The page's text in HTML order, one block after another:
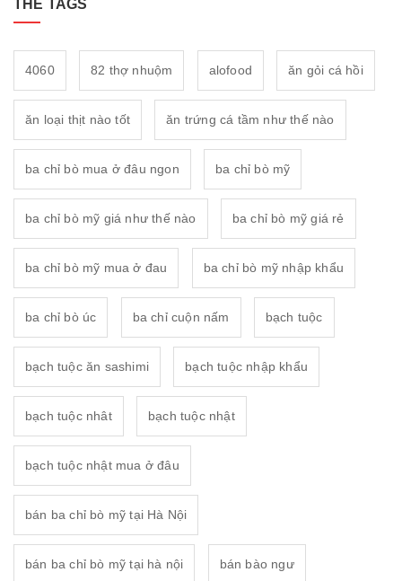
THẺ TAGS
4060 82 thợ nhuộm alofood ăn gỏi cá hồi
ăn loại thịt nào tốt ăn trứng cá tầm như thế nào
ba chỉ bò mua ở đâu ngon ba chỉ bò mỹ
ba chỉ bò mỹ giá như thế nào ba chỉ bò mỹ giá rẻ
ba chỉ bò mỹ mua ở đau ba chỉ bò mỹ nhập khẩu
ba chỉ bò úc ba chỉ cuộn nấm bạch tuộc
bạch tuộc ăn sashimi bạch tuộc nhập khẩu
bạch tuộc nhât bạch tuộc nhật
bạch tuộc nhật mua ở đâu
bán ba chỉ bò mỹ tại Hà Nội
bán ba chỉ bò mỹ tại hà nội bán bào ngư